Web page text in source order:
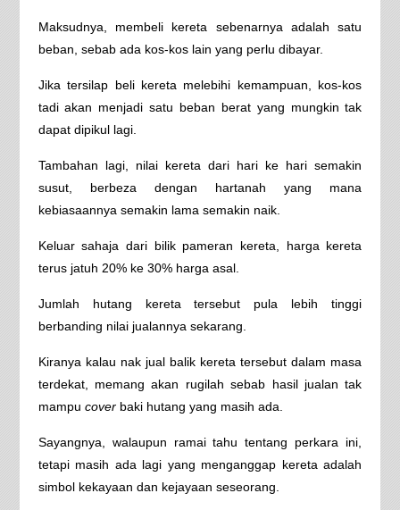
Maksudnya, membeli kereta sebenarnya adalah satu
beban, sebab ada kos-kos lain yang perlu dibayar.
Jika tersilap beli kereta melebihi kemampuan, kos-kos
tadi akan menjadi satu beban berat yang mungkin tak
dapat dipikul lagi.
Tambahan lagi, nilai kereta dari hari ke hari semakin
susut, berbeza dengan hartanah yang mana
kebiasaannya semakin lama semakin naik.
Keluar sahaja dari bilik pameran kereta, harga kereta
terus jatuh 20% ke 30% harga asal.
Jumlah hutang kereta tersebut pula lebih tinggi
berbanding nilai jualannya sekarang.
Kiranya kalau nak jual balik kereta tersebut dalam masa
terdekat, memang akan rugilah sebab hasil jualan tak
mampu coverbaki hutang yang masih ada.
Sayangnya, walaupun ramai tahu tentang perkara ini,
tetapi masih ada lagi yang menganggap kereta adalah
simbol kekayaan dan kejayaan seseorang.